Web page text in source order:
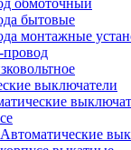
обмоточный
бытовые
монтажные
провод
выключатели
Автоматические